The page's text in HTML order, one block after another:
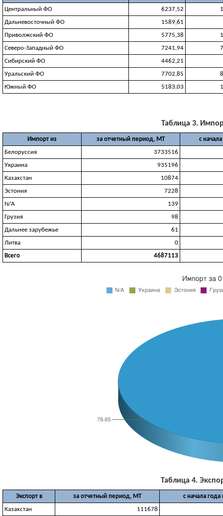
Центральный ФО 6237,52
Дальневосточный ФО
1589,61
Приволжский ФО
5775,38
Северо-Западный ФО
7241,94
Сибирский ФО
4462,21
Уральский ФО
7702,85
Южный ФО
5183,03
Таблица 3.
Импорт из за отчетный период, МТ
с
Белоруссия
3733516
Украина
935196
Казахстан
10874
Эстония
7228
N/A
139
Грузия
98
Дальнее зарубежье
61
Литва
0
Всего
4687113
Таблица 4.
Экспорт в за отчетный период, МТ
с начала
Казахстан
111678